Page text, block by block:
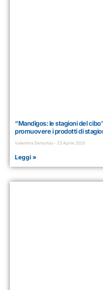
“Mandigos: le stagioni del
promuovere i prodotti di
Valentina Demurtas 23 Aprile 2025
Leggi »